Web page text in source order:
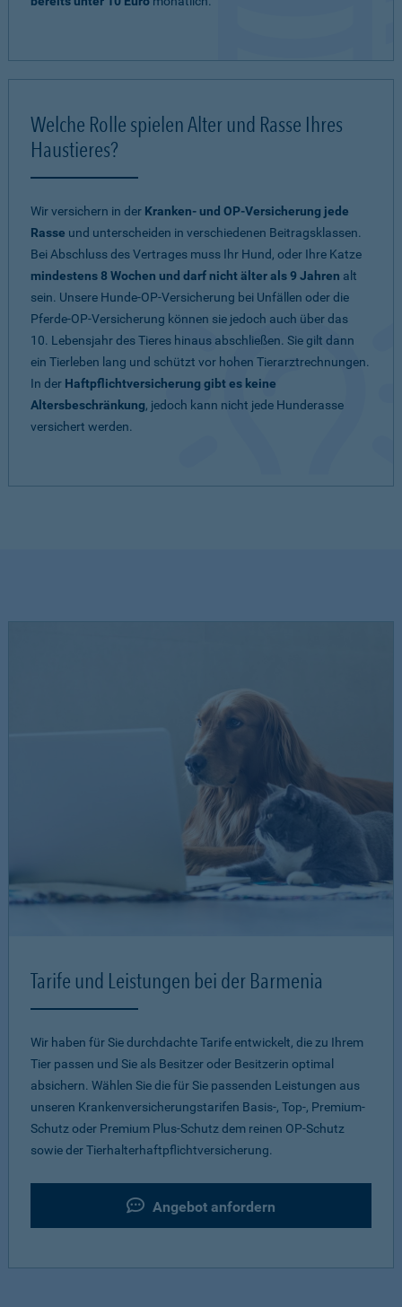
Welche Rolle spielen Alter und Rasse Ihres
Haustieres?
Wir versichern in der Kranken- und OP-Versicherung jede
Rasse und unterscheiden in verschiedenen Beitragsklassen.
Bei Abschluss des Vertrages muss Ihr Hund, oder Ihre Katze
mindestens 8 Wochen und darf nicht älter als 9 Jahren alt
sein. Unsere Hunde-OP-Versicherung bei Unfällen oder die
Pferde-OP-Versicherung können sie jedoch auch über das
10. Lebensjahr des Tieres hinaus abschließen. Sie gilt dann
ein Tierleben lang und schützt vor hohen Tierarztrechnungen.
In der Haftpflichtversicherung gibt es keine
Altersbeschränkung, jedoch kann nicht jede Hunderasse
versichert werden.
Tarife und Leistungen bei der Barmenia
Wir haben für Sie durchdachte Tarife entwickelt, die zu Ihrem
Tier passen und Sie als Besitzer oder Besitzerin optimal
absichern. Wählen Sie die für Sie passenden Leistungen aus
unseren Krankenversicherungstarifen Basis-, Top-, Premium-
Schutz oder Premium Plus-Schutz dem reinen OP-Schutz
sowie der Tierhalterhaftpflichtversicherung.
Angebot anfordern